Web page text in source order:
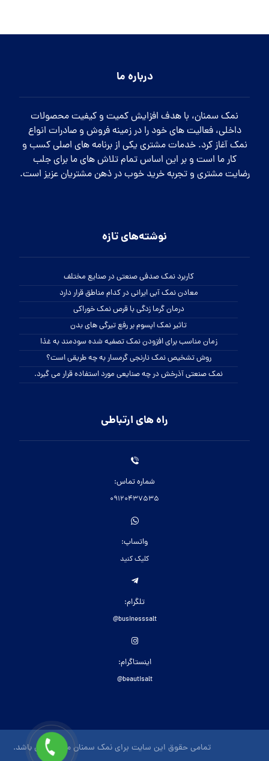
درباره ما
نمک سمنان، با هدف افزایش کمیت و کیفیت محصولات
داخلی، فعالیت های خود را در زمینه فروش و صادرات انواع
نمک آغاز کرد. خدمات مشتری یکی از برنامه های اصلی کسب و
کار ما است و بر این اساس تمام تلاش های ما برای جلب
رضایت مشتری و تجربه خرید خوب در ذهن مشتریان عزیز است.
نوشته‌های تازه
کاربرد نمک صدفی صنعتی در صنایع مختلف
معادن نمک آبی ایرانی در کدام مناطق قرار دارد
درمان گرما زدگی با قرص نمک خوراکی
تاثیر نمک اپسوم بر رفع تیرگی های بدن
زمان مناسب برای افزودن نمک تصفیه شده سودمند به غذا
روش تشخیص نمک نارنجی گرمسار به چه طریقی است؟
نمک صنعتی آذرخش در چه صنایعی مورد استفاده قرار می گیرد.
راه های ارتباطی
شماره تماس:
09120437535
واتساپ:
کلیک کنید
تلگرام:
businesssalt@
اینستاگرام:
beautisalt@
تمامی حقوق این سایت برای نمک سمنان محفوظ می باشد.